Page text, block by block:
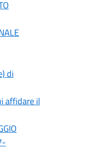
di
affidare il